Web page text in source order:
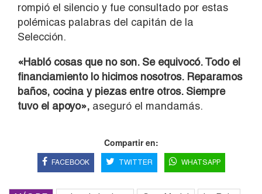
rompió el silencio y fue consultado por estas
polémicas palabras del capitán de la
Selección.
«Habló cosas que no son. Se equivocó. Todo el
financiamiento lo hicimos nosotros. Reparamos
baños, cocina y piezas entre otros. Siempre
tuvo el apoyo», aseguró el mandamás.
Compartir en:
FACEBOOK TWITTER WHATSAPP